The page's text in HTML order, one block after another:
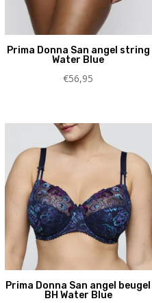
Prima Donna San angel string
Water Blue
€56,95
Prima Donna San angel beugel
BH Water Blue